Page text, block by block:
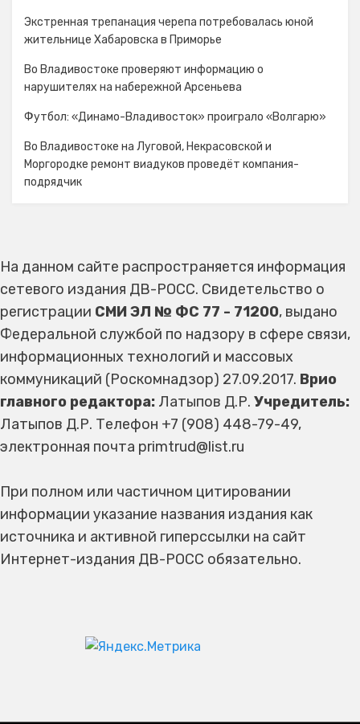
Экстренная трепанация черепа потребовалась юной
жительнице Хабаровска в Приморье
Во Владивостоке проверяют информацию о
нарушителях на набережной Арсеньева
Футбол: «Динамо-Владивосток» проиграло «Волгарю»
Во Владивостоке на Луговой, Некрасовской и
Моргородке ремонт виадуков проведёт компания-
подрядчик
На данном сайте распространяется информация
сетевого издания ДВ-РОСС. Свидетельство о
регистрации СМИ ЭЛ № ФС 77 - 71200, выдано
Федеральной службой по надзору в сфере связи,
информационных технологий и массовых
коммуникаций (Роскомнадзор) 27.09.2017. Врио
главного редактора: Латыпов Д.Р. Учредитель:
Латыпов Д.Р. Телефон +7 (908) 448-79-49,
электронная почта primtrud@list.ru
При полном или частичном цитировании
информации указание названия издания как
источника и активной гиперссылки на сайт
Интернет-издания ДВ-РОСС обязательно.